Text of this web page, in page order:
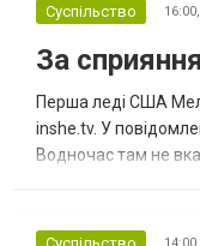
Суспільство 16:00,
За
Перша леді США
inshe.tv. У
Водночас там не
14:00,